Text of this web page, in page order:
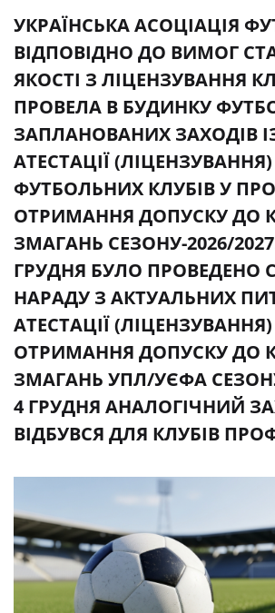
УКРАЇНСЬКА АСОЦІАЦІЯ
ВІДПОВІДНО ДО ВИМОГ
ЯКОСТІ З ЛІЦЕНЗУВАННЯ
ПРОВЕЛА В БУДИНКУ
ЗАПЛАНОВАНИХ ЗАХОДІВ
АТЕСТАЦІЇ (ЛІЦЕНЗУВАННЯ)
ФУТБОЛЬНИХ КЛУБІВ У
ОТРИМАННЯ ДОПУСКУ ДО
ЗМАГАНЬ СЕЗОНУ-2026/
ГРУДНЯ БУЛО ПРОВЕДЕНО
НАРАДУ З АКТУАЛЬНИХ
АТЕСТАЦІЇ
ОТРИМАННЯ ДОПУСКУ ДО
ЗМАГАНЬ УПЛ/УЄФА
4 ГРУДНЯ АНАЛОГІЧНИЙ
ВІДБУВСЯ ДЛЯ КЛУБІВ